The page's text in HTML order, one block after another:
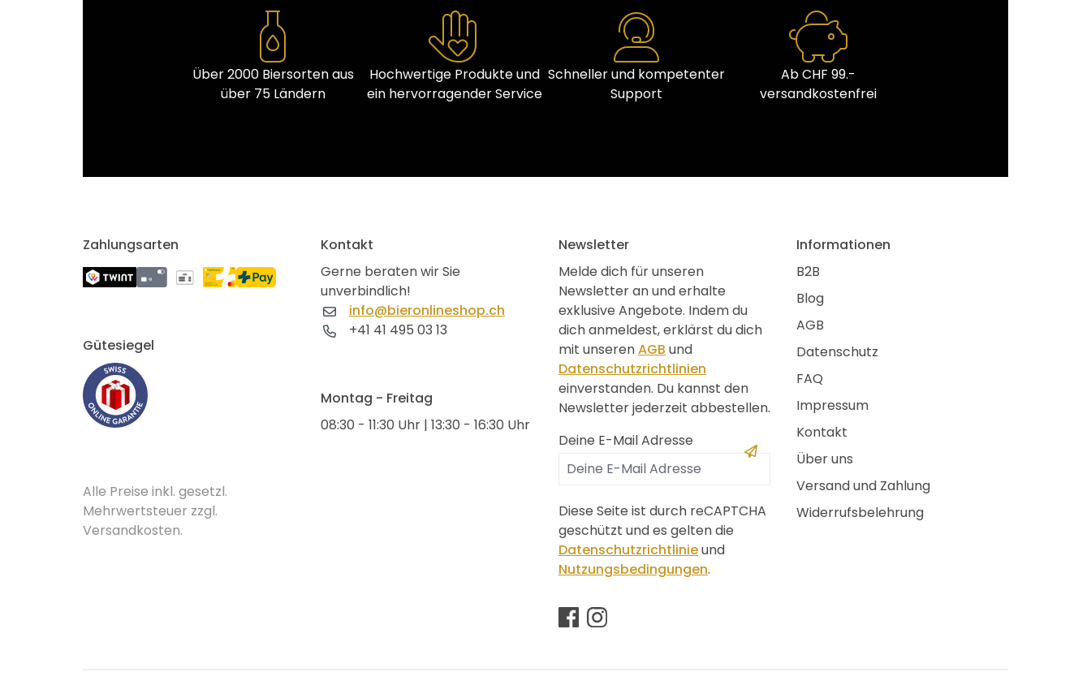
Über 2000 Biersorten aus
über 75 Ländern
Hochwertige Produkte und
ein hervorragender Service
Schneller und kompetenter
Support
Ab CHF 99.-
versandkostenfrei
Zahlungsarten
Gütesiegel
Alle Preise inkl. gesetzl.
Mehrwertsteuer zzgl.
Versandkosten.
Kontakt
Gerne beraten wir Sie
unverbindlich!
info@bieronlineshop.ch
+41 41 495 03 13
Montag - Freitag
08:30 - 11:30 Uhr | 13:30 - 16:30 Uhr
Newsletter
Melde dich für unseren
Newsletter an und erhalte
exklusive Angebote. Indem du
dich anmeldest, erklärst du dich
mit unserenAGB und
Datenschutzrichtlinien
einverstanden. Du kannst den
Newsletter jederzeit abbestellen.
Deine E-Mail Adresse
Diese Seite ist durch reCAPTCHA
geschützt und es gelten die
Datenschutzrichtlinieund
Nutzungsbedingungen.
Informationen
B2B
Blog
AGB
Datenschutz
FAQ
Impressum
Kontakt
Über uns
Versand und Zahlung
Widerrufsbelehrung